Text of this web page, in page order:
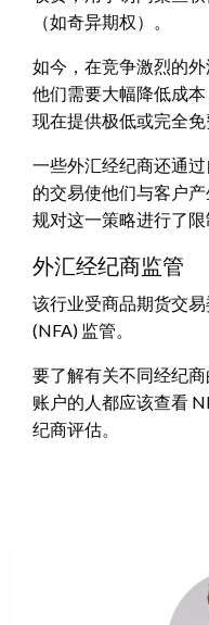
（如奇异期权）。
如今，在竞争激烈的
他们需要大幅降低成
现在提供极低或完全免
一些外汇经纪商还通
的交易使他们与客户
规对这一策略进行了限
外汇经纪商监管
该行业受商品期货交
(NFA) 监管。
要了解有关不同经纪
账户的人都应该查看
纪商评估。